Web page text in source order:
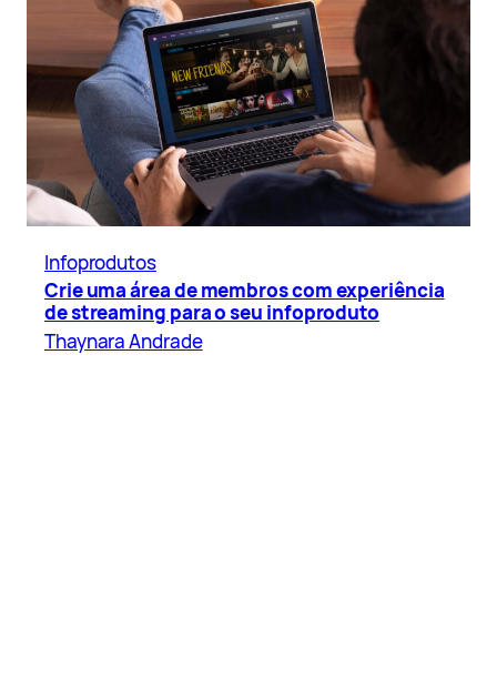
Infoprodutos
Crie uma área de membros com experiência
de streaming para o seu infoproduto
Thaynara Andrade